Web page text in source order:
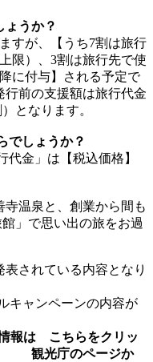
ょうか？
すが、【うち7割は旅行
限）、3割は旅行先で使
に付与】される予定で
前の支援額は旅行代金
となります。
でしょうか？
金」は【税込価格】
寺温泉と、創業から間も
」で思い出の旅をお過
されている内容となり
キャンペーンの内容が
報は こちらをクリッ
観光庁のページか